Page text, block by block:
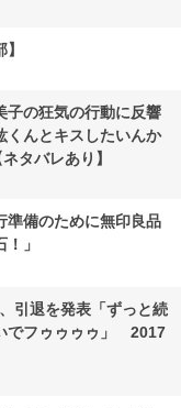
の狂気の行動に反響
くんとキスしたいんか
タバレあり】
準備のために無印良品
」
引退を発表「ずっと続
でフゥゥゥゥ」 2017